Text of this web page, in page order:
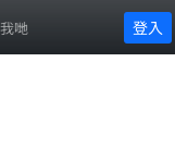
哋 登入